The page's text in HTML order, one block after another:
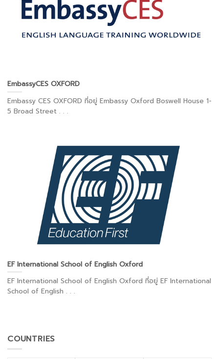
EmbassyCES OXFORD
Embassy CES OXFORD ที่อยู่ Embassy Oxford Boswell House 1-
5 Broad Street . . .
EF International School of English Oxford
EF International School of English Oxford ที่อยู่ EF International
School of English . . .
COUNTRIES